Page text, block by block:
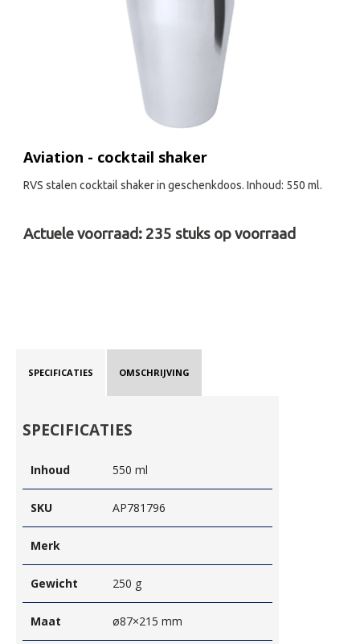
Aviation - cocktail shaker
RVS stalen cocktail shaker in geschenkdoos. Inhoud: 550 ml.
Actuele voorraad:235 stuks op voorraad
SPECIFICATIES OMSCHRIJVING
SPECIFICATIES
Inhoud 550 ml
SKU AP781796
Merk
Gewicht 250 g
Maat ø87×215 mm